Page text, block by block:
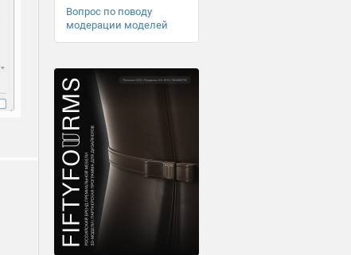
Вопрос по поводу
модерации моделей